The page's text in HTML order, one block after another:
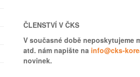
ČLENSTVÍ V ČKS
V současné době neposkytujeme
atd. nám napište na info@cks-
novinek.